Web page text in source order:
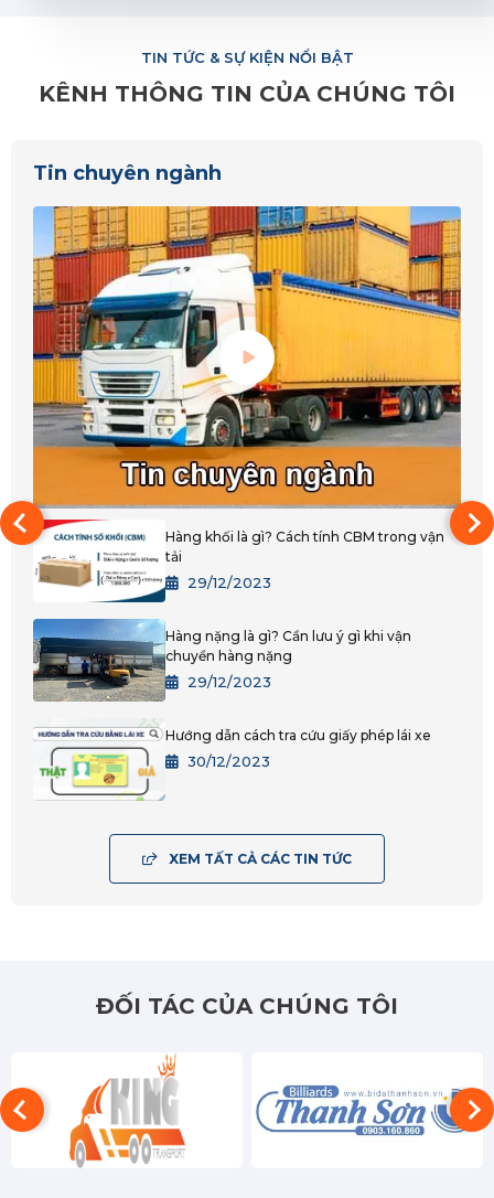
TIN TỨC & SỰ KIỆN NỔI BẬT
KÊNH THÔNG TIN CỦA CHÚNG TÔI
Tin chuyên ngành
Hàng khối là gì? Cách tính CBM trong vận
tải
29/12/2023
Hàng nặng là gì? Cần lưu ý gì khi vận
chuyển hàng nặng
29/12/2023
Hướng dẫn cách tra cứu giấy phép lái xe
30/12/2023
XEM TẤT CẢ CÁC TIN TỨC
ĐỐI TÁC CỦA CHÚNG TÔI